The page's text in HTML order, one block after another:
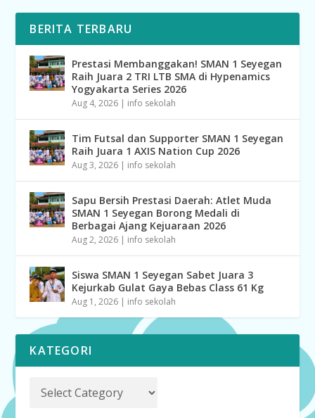
BERITA TERBARU
Prestasi Membanggakan! SMAN 1 Seyegan
Raih Juara 2 TRI LTB SMA di Hypenamics
Yogyakarta Series 2026
Aug 4, 2026 | info sekolah
Tim Futsal dan Supporter SMAN 1 Seyegan
Raih Juara 1 AXIS Nation Cup 2026
Aug 3, 2026 | info sekolah
Sapu Bersih Prestasi Daerah: Atlet Muda
SMAN 1 Seyegan Borong Medali di
Berbagai Ajang Kejuaraan 2026
Aug 2, 2026 | info sekolah
Siswa SMAN 1 Seyegan Sabet Juara 3
Kejurkab Gulat Gaya Bebas Class 61 Kg
Aug 1, 2026 | info sekolah
KATEGORI